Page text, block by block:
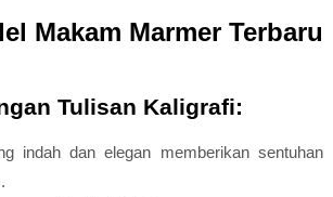
Makam Marmer Terbaru
Tulisan Kaligrafi:
indah dan elegan memberikan sentuhan